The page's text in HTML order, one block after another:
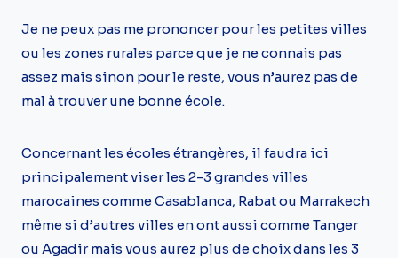
Je ne peux pas me prononcer pour les petites villes
ou les zones rurales parce que je ne connais pas
assez mais sinon pour le reste, vous n’aurez pas de
mal à trouver une bonne école.
Concernant les écoles étrangères, il faudra ici
principalement viser les 2-3 grandes villes
marocaines comme Casablanca, Rabat ou Marrakech
même si d’autres villes en ont aussi comme Tanger
ou Agadir mais vous aurez plus de choix dans les 3